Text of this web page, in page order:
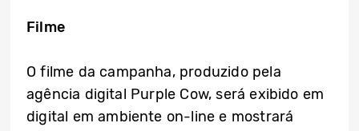
Filme
O filme da campanha, produzido pela
agência digital Purple Cow, será exibido em
digital em ambiente on-line e mostrará